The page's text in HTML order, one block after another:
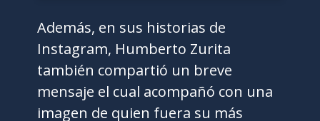
Además, en sus historias de
Instagram, Humberto Zurita
también compartió un breve
mensaje el cual acompañó con una
imagen de quien fuera su más